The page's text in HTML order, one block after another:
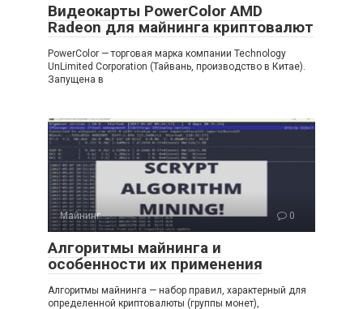
Видеокарты PowerColor AMD
Radeon для майнинга криптовалют
PowerColor — торговая марка компании Technology
UnLimited Corporation (Тайвань, производство в Китае).
Запущена в
Майнинг 0
Алгоритмы майнинга и
особенности их применения
Алгоритмы майнинга — набор правил, характерный для
определенной криптовалюты (группы монет),